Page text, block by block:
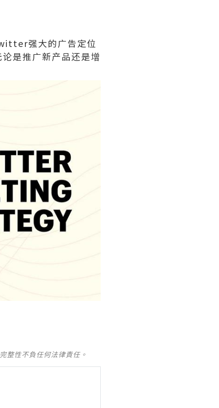
强大的广告定位
是推广新产品还是增
整性不負任何法律責任。